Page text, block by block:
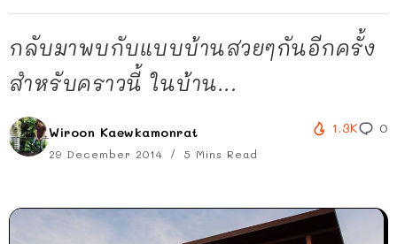
กลับมาพบกับแบบบ้านสวยๆกันอีกครั้ง
สำหรับคราวนี้ ในบ้าน...
Wiroon Kaewkamonrat
29 December 2014 5 Mins Read
1.3K 0